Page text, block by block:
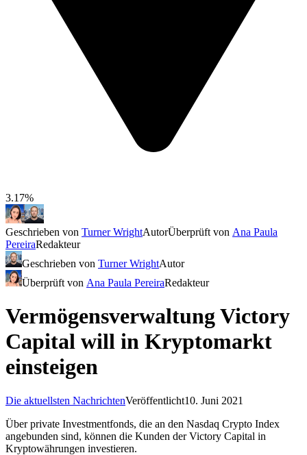
3.17%
Geschrieben von Turner WrightAutorÜberprüft von Ana Paula
PereiraRedakteur
Geschrieben von Turner WrightAutor
Überprüft von Ana Paula PereiraRedakteur
Vermögensverwaltung Victory
Capital will in Kryptomarkt
einsteigen
Die aktuellsten NachrichtenVeröffentlicht10. Juni 2021
Über private Investmentfonds, die an den Nasdaq Crypto Index
angebunden sind, können die Kunden der Victory Capital in
Kryptowährungen investieren.